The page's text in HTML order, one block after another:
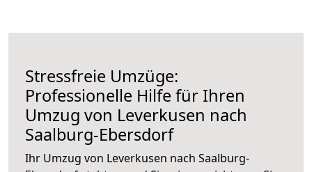
Stressfreie Umzüge:
Professionelle Hilfe für Ihren
Umzug von Leverkusen nach
Saalburg-Ebersdorf
Ihr Umzug von Leverkusen nach Saalburg-